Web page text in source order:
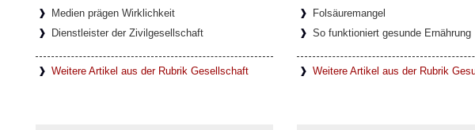
Glamouröse Hommage an Thomas Mann im
Medien prägen Wirklichkeit
Dienstleister der Zivilgesellschaft
Weitere Artikel aus der Rubrik Gesellschaft
Folsäuremangel
So funktioniert gesunde Ernährung
Weitere Artikel aus der Rubrik